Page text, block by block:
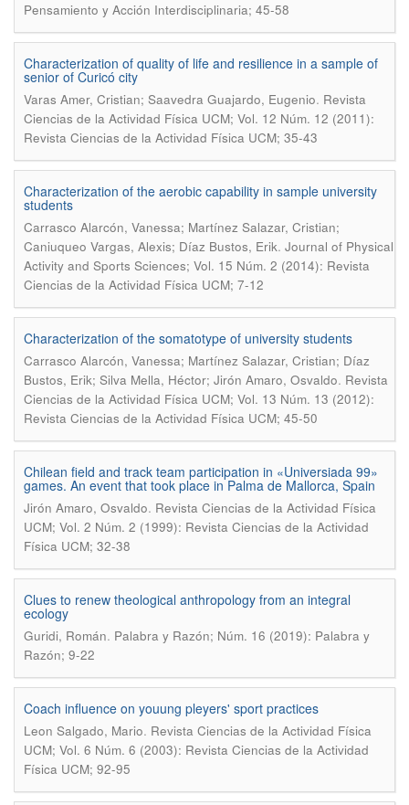
Pensamiento y Acción Interdisciplinaria; 45-58
Characterization of quality of life and resilience in a sample of
senior of Curicó city
Varas Amer, Cristian; Saavedra Guajardo, Eugenio. Revista
Ciencias de la Actividad Física UCM; Vol. 12 Núm. 12 (2011):
Revista Ciencias de la Actividad Física UCM; 35-43
Characterization of the aerobic capability in sample university
students
Carrasco Alarcón, Vanessa; Martínez Salazar, Cristian;
Caniuqueo Vargas, Alexis; Díaz Bustos, Erik. Journal of Physical
Activity and Sports Sciences; Vol. 15 Núm. 2 (2014): Revista
Ciencias de la Actividad Física UCM; 7-12
Characterization of the somatotype of university students
Carrasco Alarcón, Vanessa; Martínez Salazar, Cristian; Díaz
Bustos, Erik; Silva Mella, Héctor; Jirón Amaro, Osvaldo. Revista
Ciencias de la Actividad Física UCM; Vol. 13 Núm. 13 (2012):
Revista Ciencias de la Actividad Física UCM; 45-50
Chilean field and track team participation in «Universiada 99»
games. An event that took place in Palma de Mallorca, Spain
Jirón Amaro, Osvaldo. Revista Ciencias de la Actividad Física
UCM; Vol. 2 Núm. 2 (1999): Revista Ciencias de la Actividad
Física UCM; 32-38
Clues to renew theological anthropology from an integral
ecology
Guridi, Román. Palabra y Razón; Núm. 16 (2019): Palabra y
Razón; 9-22
Coach influence on youung pleyers' sport practices
Leon Salgado, Mario. Revista Ciencias de la Actividad Física
UCM; Vol. 6 Núm. 6 (2003): Revista Ciencias de la Actividad
Física UCM; 92-95